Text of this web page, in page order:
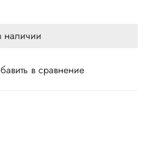
в сравнение
наличии